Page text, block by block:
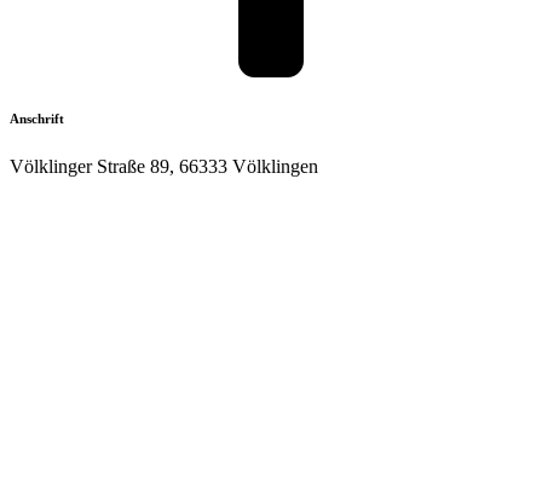
Anschrift
Völklinger Straße 89, 66333 Völklingen